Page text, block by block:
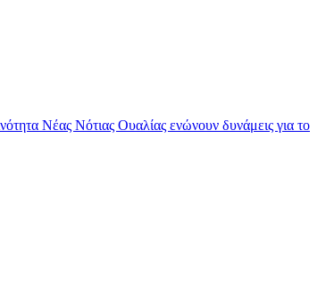
Νέας Νότιας Ουαλίας ενώνουν δυνάμεις για το